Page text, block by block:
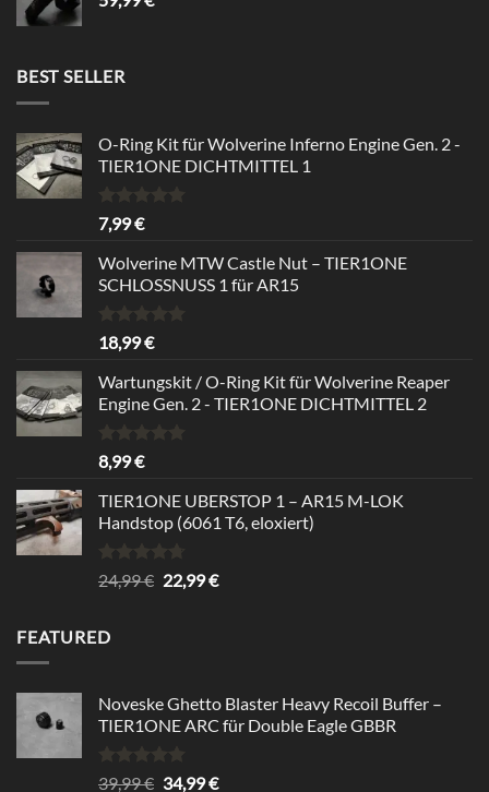
BEST SELLER
O-Ring Kit für Wolverine Inferno Engine Gen. 2 -
TIER1ONE DICHTMITTEL 1
Rated
out of 5
7,99€
Wolverine MTW Castle Nut – TIER1ONE
SCHLOSSNUSS 1 für AR15
Rated5.00
out of 5
18,99€
Wartungskit / O-Ring Kit für Wolverine Reaper
Engine Gen. 2 - TIER1ONE DICHTMITTEL 2
Rated
out of 5
8,99€
TIER1ONE UBERSTOP 1 – AR15 M-LOK
Handstop (6061 T6, eloxiert)
Rated4.67
out of 5
24,99€ Original
22,99€Current
FEATURED
Noveske Ghetto Blaster Heavy Recoil Buffer –
TIER1ONE ARC für Double Eagle GBBR
Rated5.00
39,99€ Original
34,99€Current